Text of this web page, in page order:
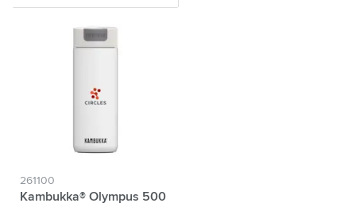
261100
Kambukka® Olympus 500